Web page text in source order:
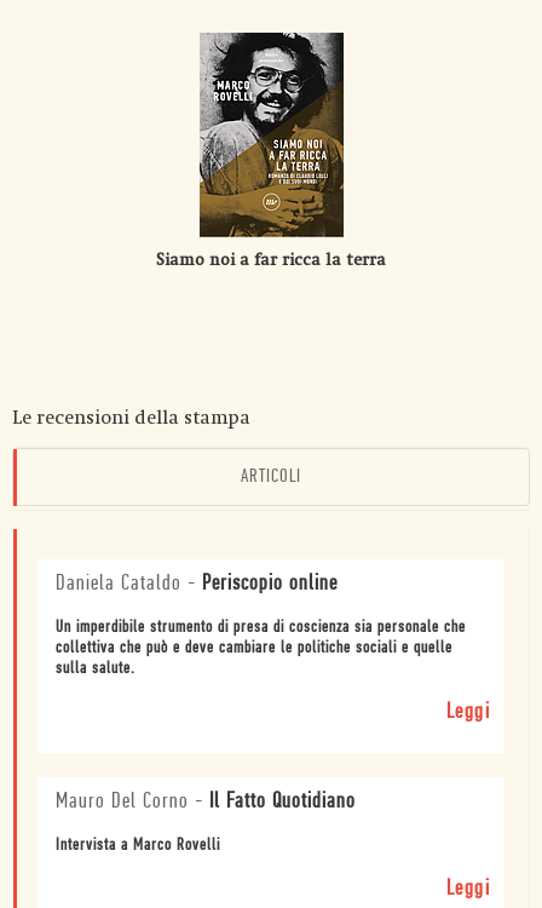
Siamo noi a far ricca la terra
Le recensioni della stampa
ARTICOLI
Daniela Cataldo - Periscopio online
Un imperdibile strumento di presa di coscienza sia personale che
collettiva che può e deve cambiare le politiche sociali e quelle
sulla salute.
Leggi
Mauro Del Corno - Il Fatto Quotidiano
Intervista a Marco Rovelli
Leggi